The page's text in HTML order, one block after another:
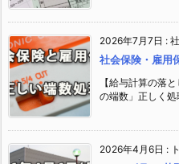
2026年7月7日 :
社会保険・雇用
【給与計算の落
の端数」正しく
2026年4月6日 :